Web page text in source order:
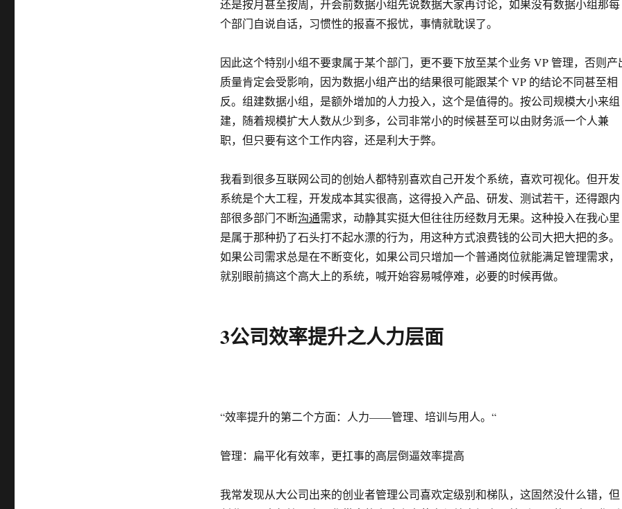
还是按月甚至按周，开会前数据小组先说数据大家再讨论，如果没有数据小组那每
个部门自说自话，习惯性的报喜不报忧，事情就耽误了。
因此这个特别小组不要隶属于某个部门，更不要下放至某个业务 VP 管理，否则产
质量肯定会受影响，因为数据小组产出的结果很可能跟某个 VP 的结论不同甚至相
反。组建数据小组，是额外增加的人力投入，这个是值得的。按公司规模大小来组
建，随着规模扩大人数从少到多，公司非常小的时候甚至可以由财务派一个人兼
职，但只要有这个工作内容，还是利大于弊。
我看到很多互联网公司的创始人都特别喜欢自己开发个系统，喜欢可视化。但开发
系统是个大工程，开发成本其实很高，这得投入产品、研发、测试若干，还得跟内
部很多部门不断沟通需求，动静其实挺大但往往历经数月无果。这种投入在我心里
是属于那种扔了石头打不起水漂的行为，用这种方式浪费钱的公司大把大把的多。
如果公司需求总是在不断变化，如果公司只增加一个普通岗位就能满足管理需求，
就别眼前搞这个高大上的系统，喊开始容易喊停难，必要的时候再做。
3公司效率提升之人力层面
“效率提升的第二个方面：人力——管理、培训与用人。“
管理：扁平化有效率，更扛事的高层倒逼效率提高
我常发现从大公司出来的创业者管理公司喜欢定级别和梯队，这固然没什么错，但